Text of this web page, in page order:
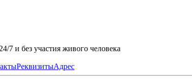
7 и без участия живого человека
РеквизитыАдрес